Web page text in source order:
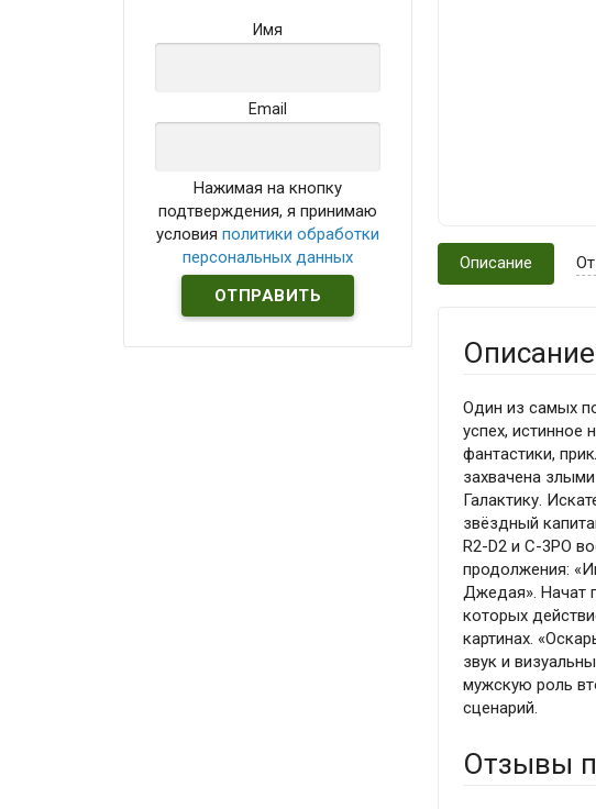
Имя
Email
Нажимая на кнопку
подтверждения, я принимаю
условияполитики обработки
персональных данных
Описание
Описание
Один из самых
успех, истинное
фантастики,
захвачена
Галактику.
звёздный
R2-D2 и C-3PO
продолжения:
Джедая». Начат
которых
картинах.
звук и
мужскую роль
сценарий.
Отзывы